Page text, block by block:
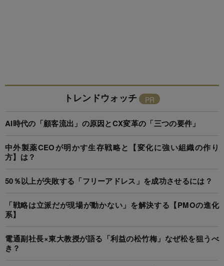
トレンドウォッチ
AI時代の「顧客流出」の原因とCX変革の「三つの要件」
中外製薬CEOが明かす生存戦略と【変化に強い組織の作り
方】は？
50％以上が失敗する「フリーアドレス」を成功させるには？
「戦略は立派だが現場が動かない」を解決する【PMOの進化
系】
電通副社長×東大教授が語る「利益の松竹梅」なぜ松を狙うべ
き？